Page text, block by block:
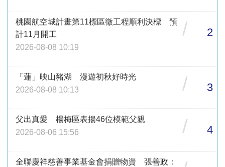
桃園航空城計畫第11標區徵工程順利決標 預
計11月開工
2026-08-08 10:19
/ 2
「蓮」映山豬湖 漫遊初秋好時光
2026-08-08 10:13
/ 3
父出真愛 楊梅區表揚46位模範父親
2026-08-06 15:56
/ 4
全聯慶祥慈善事業基金會捐贈物資 張善政：